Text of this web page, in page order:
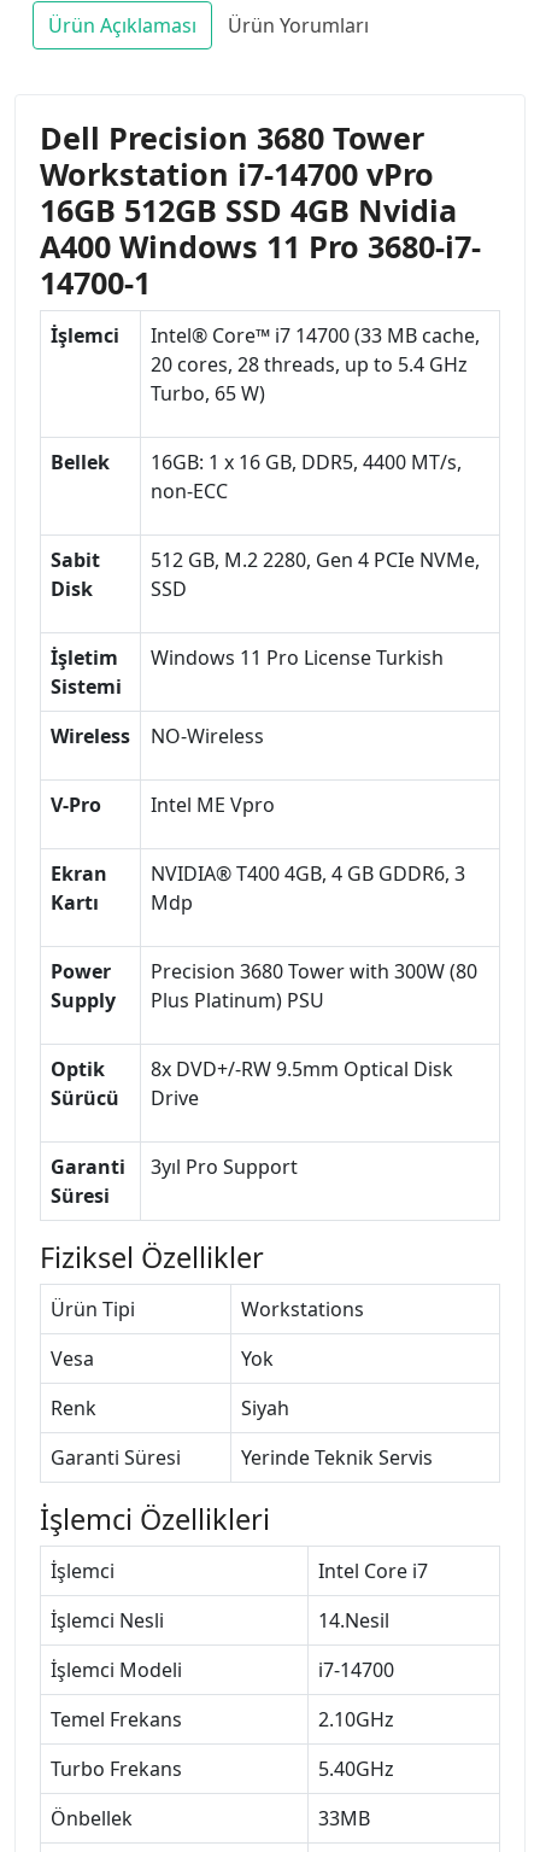
Ürün Açıklaması Ürün Yorumları
Dell Precision 3680 Tower
Workstation i7-14700 vPro
16GB 512GB SSD 4GB Nvidia
A400 Windows 11 Pro 3680-i7-
14700-1
İşlemci
Intel® Core™ i7 14700 (33 MB cache,
20 cores, 28 threads, up to 5.4 GHz
Turbo, 65 W)
Bellek
16GB: 1 x 16 GB, DDR5, 4400 MT/s,
non-ECC
Sabit
Disk
512 GB, M.2 2280, Gen 4 PCIe NVMe,
SSD
İşletim
Sistemi
Windows 11 Pro License Turkish
Wireless NO-Wireless
V-Pro Intel ME Vpro
Ekran
Kartı
NVIDIA® T400 4GB, 4 GB GDDR6, 3
Mdp
Power
Supply
Precision 3680 Tower with 300W (80
Plus Platinum) PSU
Optik
Sürücü
8x DVD+/-RW 9.5mm Optical Disk
Drive
Garanti
Süresi
3yıl Pro Support
Fiziksel Özellikler
Ürün Tipi
Workstations
Vesa
Yok
Renk
Siyah
Garanti Süresi
Yerinde Teknik Servis
İşlemci Özellikleri
İşlemci
Intel Core i7
İşlemci Nesli
14.Nesil
İşlemci Modeli
i7-14700
Temel Frekans
2.10GHz
Turbo Frekans
5.40GHz
Önbellek
33MB